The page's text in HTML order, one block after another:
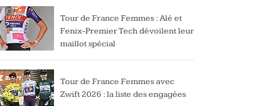
Tour de France Femmes : Alé et
Fenix-Premier Tech dévoilent leur
maillot spécial
Tour de France Femmes avec
Zwift 2026 : la liste des engagées